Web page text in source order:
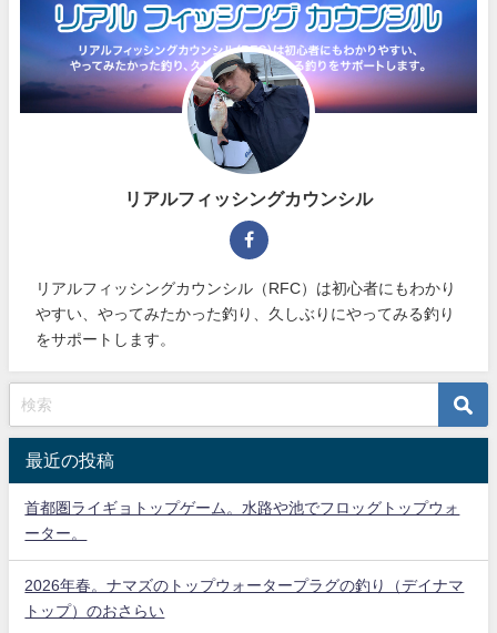
リアルフィッシングカウンシル
リアルフィッシングカウンシル（RFC）は初心者にもわかり
やすい、やってみたかった釣り、久しぶりにやってみる釣り
をサポートします。
最近の投稿
首都圏ライギョトップゲーム。水路や池でフロッグトップウォ
ーター。
2026年春。ナマズのトップウォータープラグの釣り（デイナマ
トップ）のおさらい